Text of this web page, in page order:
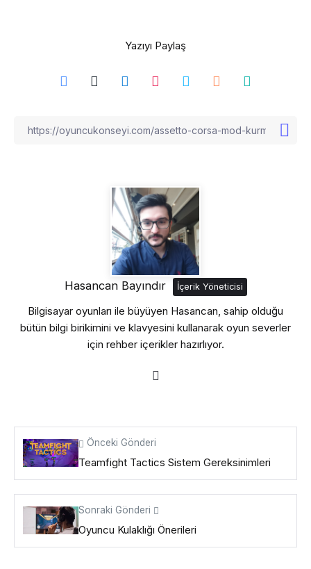
Yazıyı Paylaş
Hasancan Bayındır İçerik Yöneticisi
Bilgisayar oyunları ile büyüyen Hasancan, sahip olduğu
bütün bilgi birikimini ve klavyesini kullanarak oyun severler
için rehber içerikler hazırlıyor.
Önceki Gönderi
Teamfight Tactics Sistem Gereksinimleri
Sonraki Gönderi
Oyuncu Kulaklığı Önerileri